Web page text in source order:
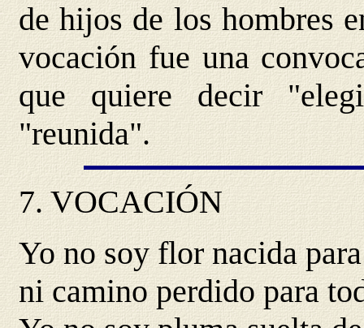
de hijos de los hombres
vocación fue una
que quiere decir
"reunida".
7.VOCACIÓN
Yo no soy flor nacida
ni camino perdido para